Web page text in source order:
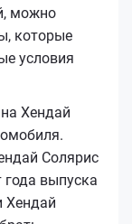
можно
которые
условия
Хендай
Солярис
года выпуска
Хендай